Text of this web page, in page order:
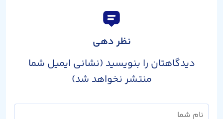
نظر دهی
دیدگاهتان را بنویسید (نشانی ایمیل شما
منتشر نخواهد شد)